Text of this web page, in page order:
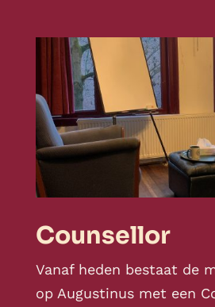
Counsellor
Vanaf heden bestaat de
op Augustinus met een